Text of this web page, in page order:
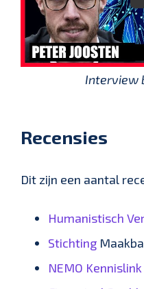
Interview
Recensies
Dit zijn een aantal
Humanistisch
Stichting
NEMO Kennislink